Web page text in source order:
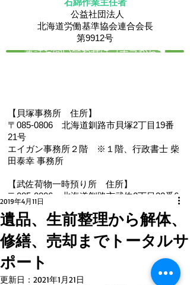
石綿作業主任者
公益社団法人
​北海道労働基準協会連合会長
第9912号
電話お問い合わせはコチラから☚
【貝塚事務所 住所】
〒085-0806 北海道釧路市貝塚2丁目19番
21号
エイガン事務所２階
※１階、 行政書士 柴
田泰幸 事務所
【武佐荷物一時預り所 住所】
〒085-0806 北海道釧路市武佐2丁目22番6
【電 話・FAX】 ０１５４－３５－０９８７
【メール】 eigan@ab.auone-net.jp
【営業時間】 ９：００～１８：００
【定休日】 日曜､祝日
【インボイス登録番号】T1810632866930
遺品、生前整理から解体、
修繕、売却までトータルサ
ポート
2019年4月11日
更新日： 2021年1月21日